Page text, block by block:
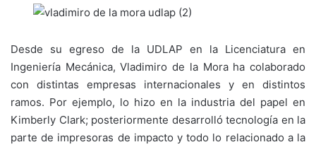
Desde su egreso de la UDLAP en la Licenciatura en
Ingeniería Mecánica, Vladimiro de la Mora ha colaborado
con distintas empresas internacionales y en distintos
ramos. Por ejemplo, lo hizo en la industria del papel en
Kimberly Clark; posteriormente desarrolló tecnología en la
parte de impresoras de impacto y todo lo relacionado a la